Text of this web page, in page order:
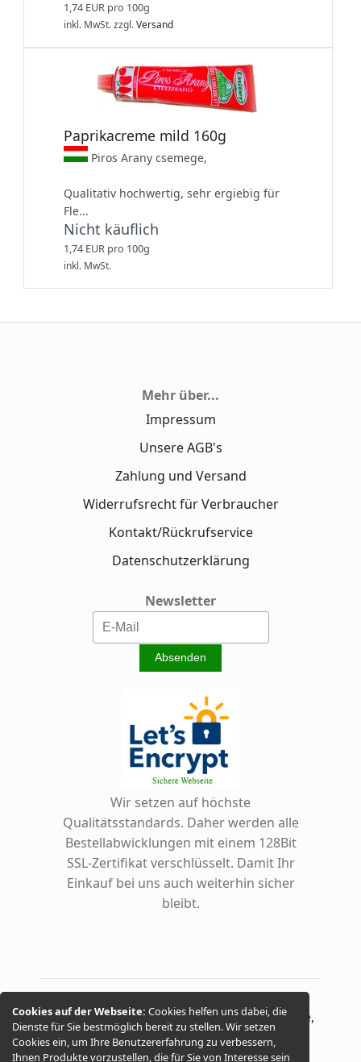
Cookies auf der Webseite:Cookies helfen uns dabei, die
Dienste für Sie bestmöglich bereit zu stellen. Wir setzen
Cookies ein, um Ihre Benutzererfahrung zu verbessern,
Ihnen Produkte vorzustellen, die für Sie von Interesse sein
1,74 EUR pro 100g
inkl. MwSt.zzgl.Versand
Paprikacreme mild 160g
Piros Arany csemege,
Qualitativ hochwertig, sehr ergiebig für
Fle...
Nicht käuflich
1,74 EUR pro 100g
inkl. MwSt.
Mehr über...
Impressum
Unsere AGB's
Zahlung und Versand
Widerrufsrecht für Verbraucher
Kontakt/Rückrufservice
Datenschutzerklärung
Newsletter
Wir setzen auf höchste
Qualitätsstandards. Daher werden alle
Bestellabwicklungen mit einem 128Bit
SSL-Zertifikat verschlüsselt. Damit Ihr
Einkauf bei uns auch weiterhin sicher
bleibt.
© 2026 -ungarische Spezialitäten, Gewürze,
Salami, Palinka, Weine